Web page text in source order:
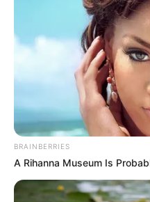
Meilleur
Quarté Quinté
Qui est le meilleur
Tiercé Quarté Quinté?
quotidiennement les
sélection de la presse
Tocard.fr.
Découvrez également
BRAINBERRIES
A Rihanna Museum Is